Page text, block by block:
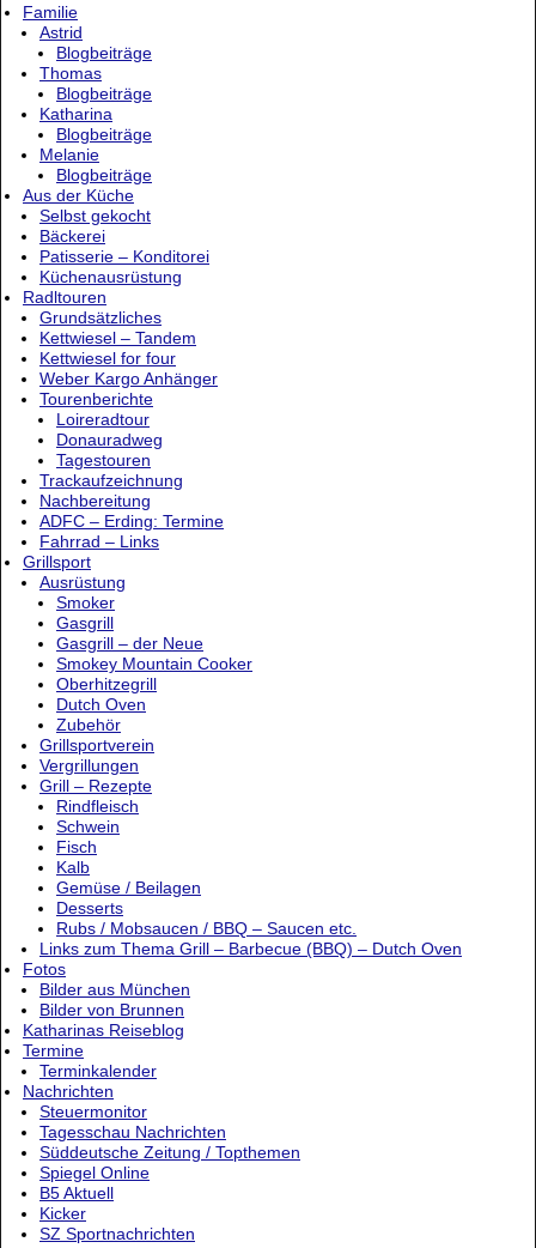
Familie
Astrid
Blogbeiträge
Thomas
Blogbeiträge
Katharina
Blogbeiträge
Melanie
Blogbeiträge
Aus der Küche
Selbst gekocht
Bäckerei
Patisserie – Konditorei
Küchenausrüstung
Radltouren
Grundsätzliches
Kettwiesel – Tandem
Kettwiesel for four
Weber Kargo Anhänger
Tourenberichte
Loireradtour
Donauradweg
Tagestouren
Trackaufzeichnung
Nachbereitung
ADFC – Erding: Termine
Fahrrad – Links
Grillsport
Ausrüstung
Smoker
Gasgrill
Gasgrill – der Neue
Smokey Mountain Cooker
Oberhitzegrill
Dutch Oven
Zubehör
Grillsportverein
Vergrillungen
Grill – Rezepte
Rindfleisch
Schwein
Fisch
Kalb
Gemüse / Beilagen
Desserts
Rubs / Mobsaucen / BBQ – Saucen etc.
Links zum Thema Grill – Barbecue (BBQ) – Dutch Oven
Fotos
Bilder aus München
Bilder von Brunnen
Katharinas Reiseblog
Termine
Terminkalender
Nachrichten
Steuermonitor
Tagesschau Nachrichten
Süddeutsche Zeitung / Topthemen
Spiegel Online
B5 Aktuell
Kicker
SZ Sportnachrichten